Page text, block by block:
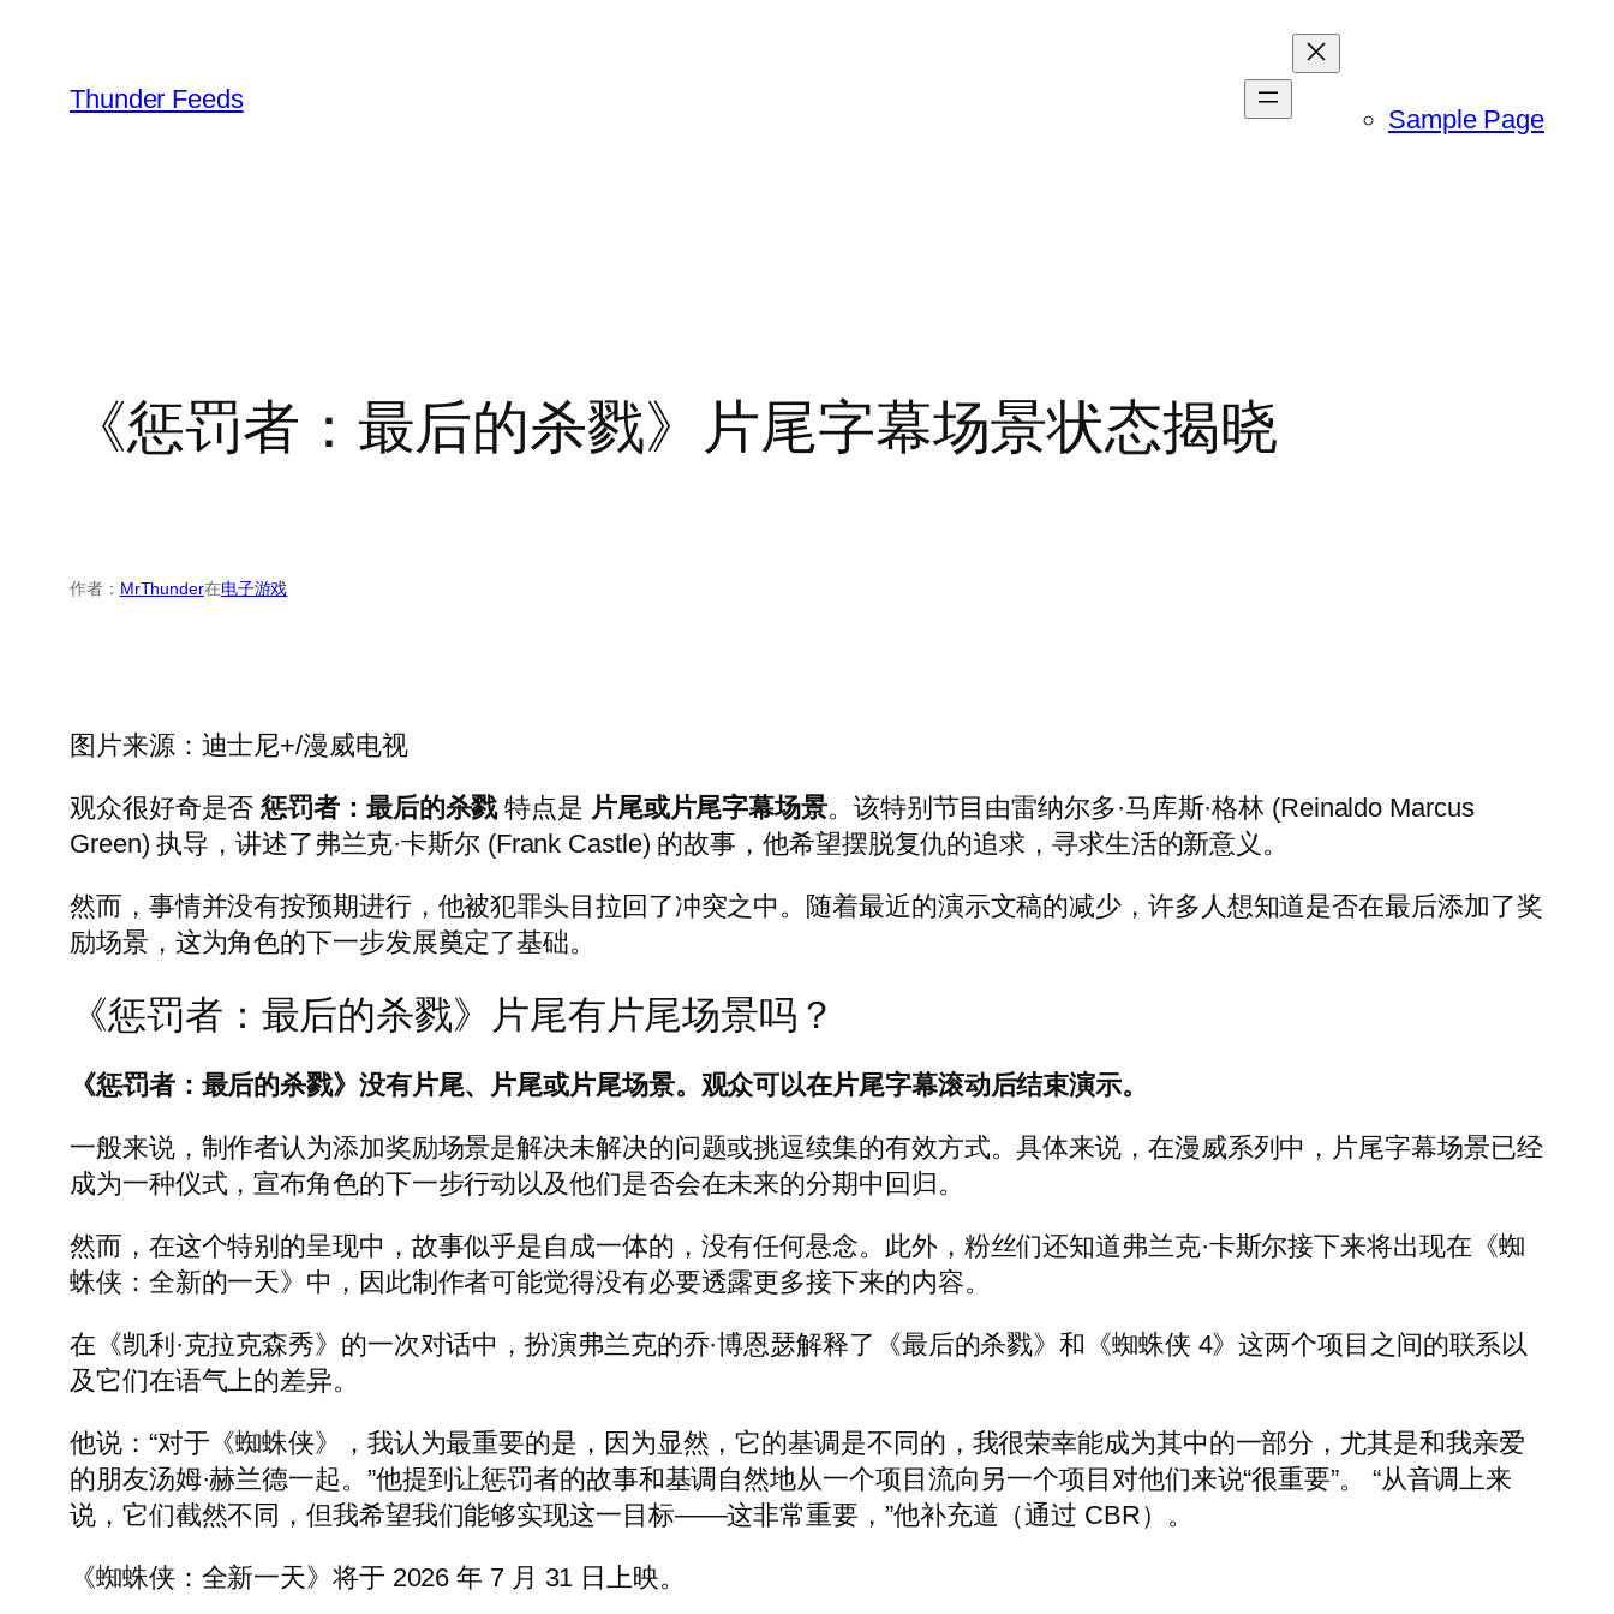
Thunder Feeds
Sample Page
《惩罚者：最后的杀戮》片尾字幕场景状态揭晓
作者： MrThunder在电子游戏
图片来源：迪士尼+/漫威电视
观众很好奇是否惩罚者：最后的杀戮特点是 片尾或片尾字幕场景。该特别节目由雷纳尔多·马库斯·格林 (Reinaldo Marcus
Green) 执导，讲述了弗兰克·卡斯尔 (Frank Castle) 的故事，他希望摆脱复仇的追求，寻求生活的新意义。
然而，事情并没有按预期进行，他被犯罪头目拉回了冲突之中。随着最近的演示文稿的减少，许多人想知道是否在最后添加了奖
励场景，这为角色的下一步发展奠定了基础。
《惩罚者：最后的杀戮》片尾有片尾场景吗？
《惩罚者：最后的杀戮》没有片尾、片尾或片尾场景。观众可以在片尾字幕滚动后结束演示。
一般来说，制作者认为添加奖励场景是解决未解决的问题或挑逗续集的有效方式。具体来说，在漫威系列中，片尾字幕场景已经
成为一种仪式，宣布角色的下一步行动以及他们是否会在未来的分期中回归。
然而，在这个特别的呈现中，故事似乎是自成一体的，没有任何悬念。此外，粉丝们还知道弗兰克·卡斯尔接下来将出现在《蜘
蛛侠：全新的一天》中，因此制作者可能觉得没有必要透露更多接下来的内容。
在《凯利·克拉克森秀》的一次对话中，扮演弗兰克的乔·博恩瑟解释了《最后的杀戮》和《蜘蛛侠 4》这两个项目之间的联系以
及它们在语气上的差异。
他说：“对于《蜘蛛侠》，我认为最重要的是，因为显然，它的基调是不同的，我很荣幸能成为其中的一部分，尤其是和我亲爱
的朋友汤姆·赫兰德一起。”他提到让惩罚者的故事和基调自然地从一个项目流向另一个项目对他们来说“很重要”。 “从音调上来
说，它们截然不同，但我希望我们能够实现这一目标——这非常重要，”他补充道（通过 CBR）。
《蜘蛛侠：全新一天》将于 2026 年 7 月 31 日上映。